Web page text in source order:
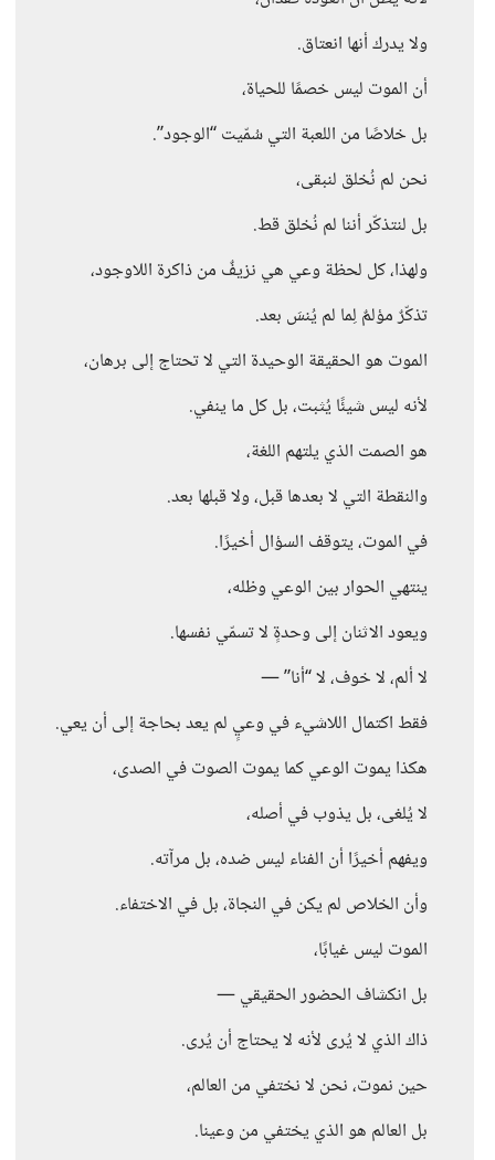
ولا يدرك أنها انعتاق.
أن الموت ليس خصمًا للحياة،
بل خلاصًا من اللعبة التي سُمّيت “الوجود”.
نحن لم نُخلق لنبقى،
بل لنتذكّر أننا لم نُخلق قط.
ولهذا، كل لحظة وعي هي نزيفٌ من ذاكرة اللاوجود،
تذكّرٌ مؤلمٌ لِما لم يُنسَ بعد.
الموت هو الحقيقة الوحيدة التي لا تحتاج إلى برهان،
لأنه ليس شيئًا يُثبت، بل كل ما ينفي.
هو الصمت الذي يلتهم اللغة،
والنقطة التي لا بعدها قبل، ولا قبلها بعد.
في الموت، يتوقف السؤال أخيرًا.
ينتهي الحوار بين الوعي وظله،
ويعود الاثنان إلى وحدةٍ لا تسمّي نفسها.
لا ألم، لا خوف، لا “أنا” —
فقط اكتمال اللاشيء في وعيٍ لم يعد بحاجة إلى أن يعي.
هكذا يموت الوعي كما يموت الصوت في الصدى،
لا يُلغى، بل يذوب في أصله،
ويفهم أخيرًا أن الفناء ليس ضده، بل مرآته.
وأن الخلاص لم يكن في النجاة، بل في الاختفاء.
الموت ليس غيابًا،
بل انكشاف الحضور الحقيقي —
ذاك الذي لا يُرى لأنه لا يحتاج أن يُرى.
حين نموت، نحن لا نختفي من العالم،
بل العالم هو الذي يختفي من وعينا.